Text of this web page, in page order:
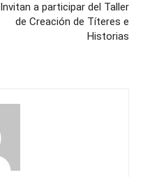
Invitan a participar del Taller
de Creación de Títeres e
Historias